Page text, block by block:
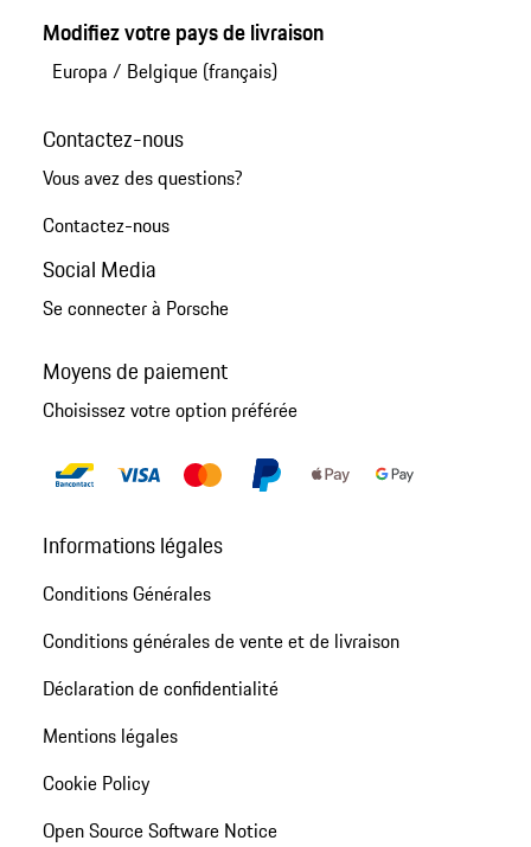
Modifiez votre pays de livraison
Europa / Belgique (français)
Contactez-nous
Vous avez des questions?
Contactez-nous
Social Media
Se connecter à Porsche
Moyens de paiement
Choisissez votre option préférée
Informations légales
Conditions Générales
Conditions générales de vente et de livraison
Déclaration de confidentialité
Mentions légales
Cookie Policy
Open Source Software Notice